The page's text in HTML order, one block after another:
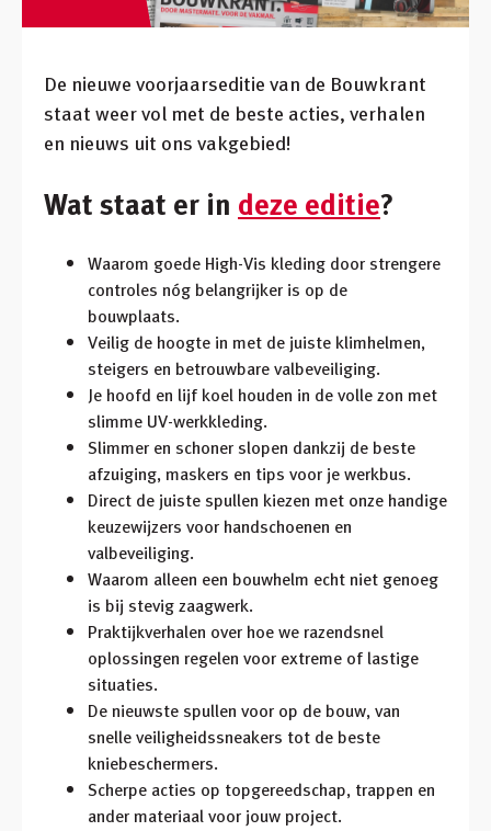
De nieuwe voorjaarseditie van de Bouwkrant
staat weer vol met de beste acties, verhalen
en nieuws uit ons vakgebied!
Wat staat er in deze editie?
Waarom goede High-Vis kleding door strengere
controles nóg belangrijker is op de
bouwplaats.
Veilig de hoogte in met de juiste klimhelmen,
steigers en betrouwbare valbeveiliging.
Je hoofd en lijf koel houden in de volle zon met
slimme UV-werkkleding.
Slimmer en schoner slopen dankzij de beste
afzuiging, maskers en tips voor je werkbus.
Direct de juiste spullen kiezen met onze handige
keuzewijzers voor handschoenen en
valbeveiliging.
Waarom alleen een bouwhelm echt niet genoeg
is bij stevig zaagwerk.
Praktijkverhalen over hoe we razendsnel
oplossingen regelen voor extreme of lastige
situaties.
De nieuwste spullen voor op de bouw, van
snelle veiligheidssneakers tot de beste
kniebeschermers.
Scherpe acties op topgereedschap, trappen en
ander materiaal voor jouw project.